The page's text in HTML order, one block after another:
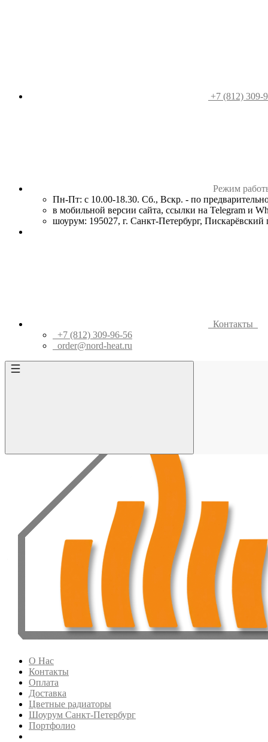
+7 (812) 309-
Режим
Пн-Пт: с 10.00-18.30. Сб., Вскр. - по
в мобильной версии сайта, ссылки на Telegram и
шоурум: 195027, г. Санкт-Петербург, Пискарёвский
Контакты
+7 (812) 309-96-56
order@nord-heat.ru
О Нас
Контакты
Оплата
Доставка
Цветные радиаторы
Шоурум Санкт-Петербург
Портфолио